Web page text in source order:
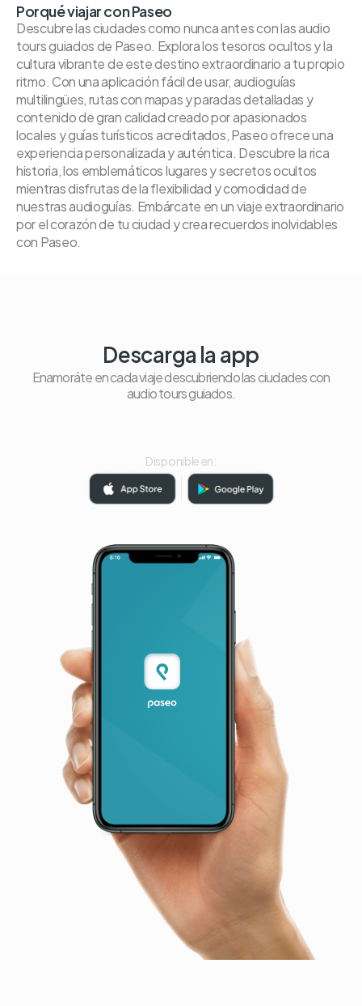
Porqué viajar con Paseo
Descubre las ciudades como nunca antes con las audio
tours guiados de Paseo. Explora los tesoros ocultos y la
cultura vibrante de este destino extraordinario a tu propio
ritmo. Con una aplicación fácil de usar, audioguías
multilingües, rutas con mapas y paradas detalladas y
contenido de gran calidad creado por apasionados
locales y guías turísticos acreditados, Paseo ofrece una
experiencia personalizada y auténtica. Descubre la rica
historia, los emblemáticos lugares y secretos ocultos
mientras disfrutas de la flexibilidad y comodidad de
nuestras audioguías. Embárcate en un viaje extraordinario
por el corazón de tu ciudad y crea recuerdos inolvidables
con Paseo.
Descarga la app
Enamoráte en cada viaje descubriendo las ciudades con
audio tours guiados.
Disponible en: